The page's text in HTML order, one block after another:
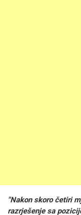
"Nakon skoro četiri
razrješenje sa